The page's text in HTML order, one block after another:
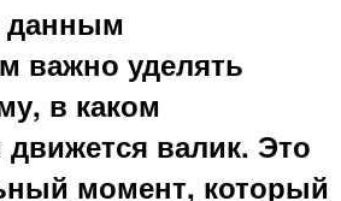
данным
важно уделять
в каком
валик. Это
момент, который